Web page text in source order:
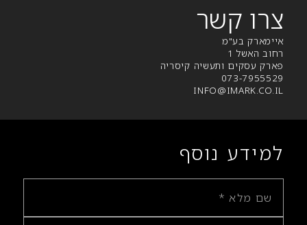
צרו קשר
איימארק בע"מ
רחוב האשל 1
פארק עסקים ותעשיה קיסריה
073-7955529
INFO@IMARK.CO.IL
למידע נוסף